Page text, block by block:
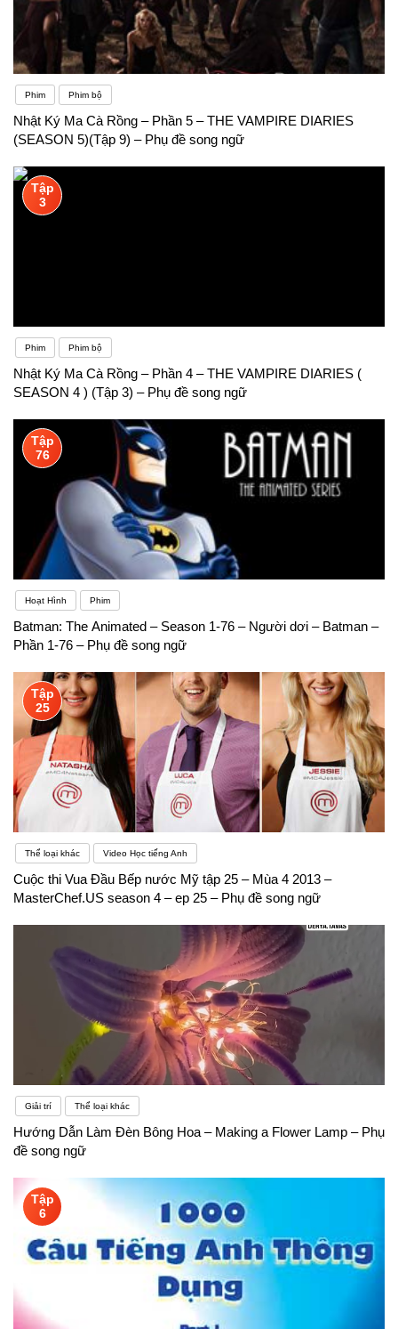
Phim Phim bộ
Nhật Ký Ma Cà Rồng – Phần 5 – THE VAMPIRE DIARIES
(SEASON 5)(Tập 9) – Phụ đề song ngữ
Tập
3
Phim Phim bộ
Nhật Ký Ma Cà Rồng – Phần 4 – THE VAMPIRE DIARIES (
SEASON 4 ) (Tập 3) – Phụ đề song ngữ
Tập
76
Hoạt Hình Phim
Batman: The Animated – Season 1-76 – Người dơi – Batman –
Phần 1-76 – Phụ đề song ngữ
Tập
25
Thể loại khác Video Học tiếng Anh
Cuộc thi Vua Đầu Bếp nước Mỹ tập 25 – Mùa 4 2013 –
MasterChef.US season 4 – ep 25 – Phụ đề song ngữ
Giải trí Thể loại khác
Hướng Dẫn Làm Đèn Bông Hoa – Making a Flower Lamp – Phụ
đề song ngữ
Tập
6